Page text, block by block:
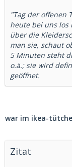
"Tag der offenen
heute bei uns los
über die
man sie, schaut
5 Minuten steht
o.ä.; sie wird
geöffnet.
war im ikea-
Zitat